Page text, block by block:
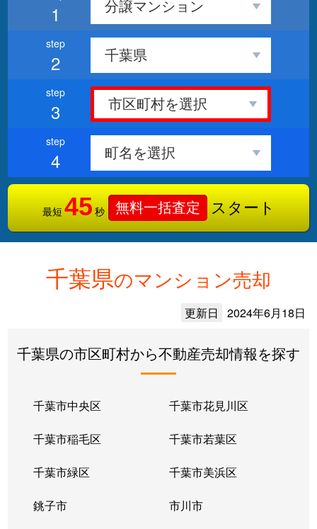
1
2
3
4
最短 45 秒 無料一括査定 スタート
千葉県のマンション売却
更新日 2024年6月18日
千葉県の市区町村から不動産売却情報を探す
千葉市中央区 千葉市花見川区
千葉市稲毛区 千葉市若葉区
千葉市緑区 千葉市美浜区
銚子市 市川市